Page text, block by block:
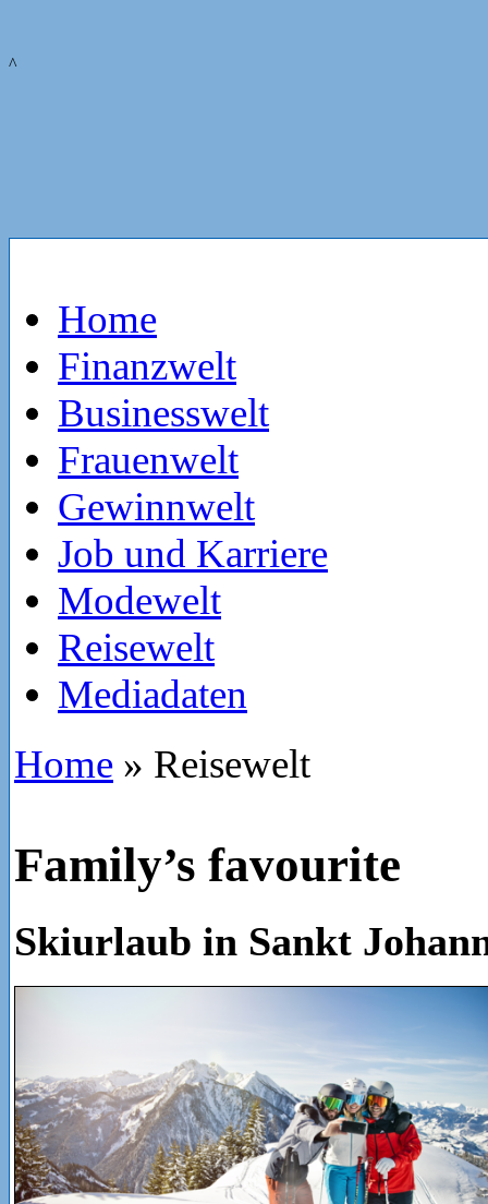
^
Home
Finanzwelt
Businesswelt
Frauenwelt
Gewinnwelt
Job und Karriere
Modewelt
Reisewelt
Mediadaten
Home » Reisewelt
Family’s favourite
Skiurlaub in Sankt